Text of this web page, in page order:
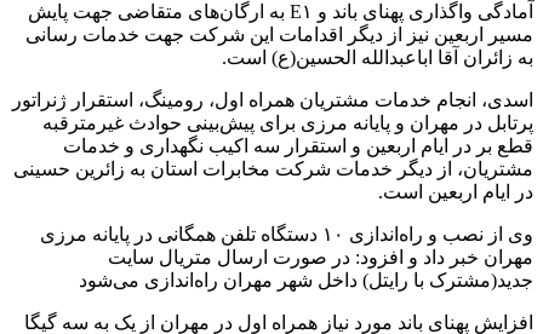
آمادگی واگذاری پهنای باند و E۱ به ارگان‌های متقاضی جهت پایش
مسیر اربعین نیز از دیگر اقدامات این شرکت جهت خدمات رسانی
به زائران آقا اباعبدالله الحسین(ع) است.
اسدی، انجام خدمات مشتریان همراه اول، رومینگ، استقرار ژنراتور
پرتابل در مهران و پایانه مرزی برای پیش‌بینی حوادث غیرمترقبه
قطع بر در ایام اربعین و استقرار سه اکیب نگهداری و خدمات
مشتریان، از دیگر خدمات شرکت مخابرات استان به زائرین حسینی
در ایام اربعین است.
وی از نصب و راه‌اندازی ۱۰ دستگاه تلفن همگانی در پایانه مرزی
مهران خبر داد و افزود: در صورت ارسال متریال سایت
جدید(مشترک با رایتل) داخل شهر مهران راه‌اندازی می‌شود
افزایش پهنای باند مورد نیاز همراه اول در مهران از یک به سه گیگا